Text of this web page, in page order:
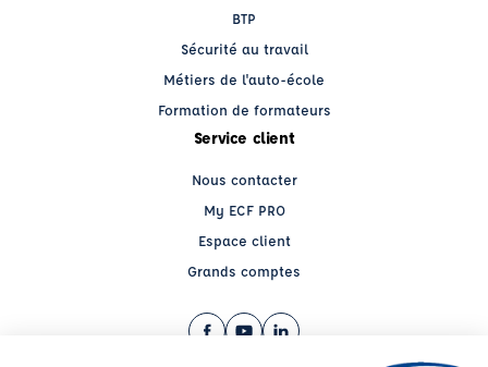
BTP
Sécurité au travail
Métiers de l'auto-école
Formation de formateurs
Service client
Nous contacter
My ECF PRO
Espace client
Grands comptes